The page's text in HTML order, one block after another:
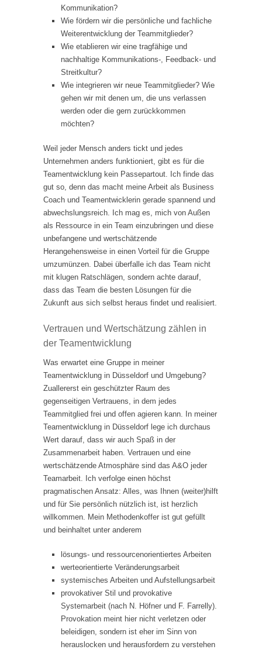
Kommunikation?
Wie fördern wir die persönliche und fachliche
Weiterentwicklung der Teammitglieder?
Wie etablieren wir eine tragfähige und
nachhaltige Kommunikations-, Feedback- und
Streitkultur?
Wie integrieren wir neue Teammitglieder? Wie
gehen wir mit denen um, die uns verlassen
werden oder die gern zurückkommen
möchten?
Weil jeder Mensch anders tickt und jedes
Unternehmen anders funktioniert, gibt es für die
Teamentwicklung kein Passepartout. Ich finde das
gut so, denn das macht meine Arbeit als Business
Coach und Teamentwicklerin gerade spannend und
abwechslungsreich. Ich mag es, mich von Außen
als Ressource in ein Team einzubringen und diese
unbefangene und wertschätzende
Herangehensweise in einen Vorteil für die Gruppe
umzumünzen. Dabei überfalle ich das Team nicht
mit klugen Ratschlägen, sondern achte darauf,
dass das Team die besten Lösungen für die
Zukunft aus sich selbst heraus findet und realisiert.
Vertrauen und Wertschätzung zählen in
der Teamentwicklung
Was erwartet eine Gruppe in meiner
Teamentwicklung in Düsseldorf und Umgebung?
Zuallererst ein geschützter Raum des
gegenseitigen Vertrauens, in dem jedes
Teammitglied frei und offen agieren kann. In meiner
Teamentwicklung in Düsseldorf lege ich durchaus
Wert darauf, dass wir auch Spaß in der
Zusammenarbeit haben. Vertrauen und eine
wertschätzende Atmosphäre sind das A&O jeder
Teamarbeit. Ich verfolge einen höchst
pragmatischen Ansatz: Alles, was Ihnen (weiter)hilft
und für Sie persönlich nützlich ist, ist herzlich
willkommen. Mein Methodenkoffer ist gut gefüllt
und beinhaltet unter anderem
lösungs- und ressourcenorientiertes Arbeiten
werteorientierte Veränderungsarbeit
systemisches Arbeiten und Aufstellungsarbeit
provokativer Stil und provokative
Systemarbeit (nach N. Höfner und F. Farrelly).
Provokation meint hier nicht verletzen oder
beleidigen, sondern ist eher im Sinn von
herauslocken und herausfordern zu verstehen